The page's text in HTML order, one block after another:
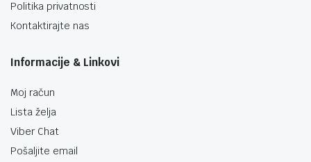
Politika privatnosti
Kontaktirajte nas
Informacije & Linkovi
Moj račun
Lista želja
Viber Chat
Pošaljite email